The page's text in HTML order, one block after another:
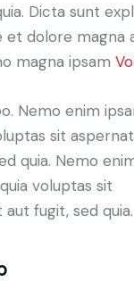
Dicta sunt
dolore magna
magna ipsam
Nemo enim
sit
quia. Nemo
voluptas sit
fugit, sed quia.